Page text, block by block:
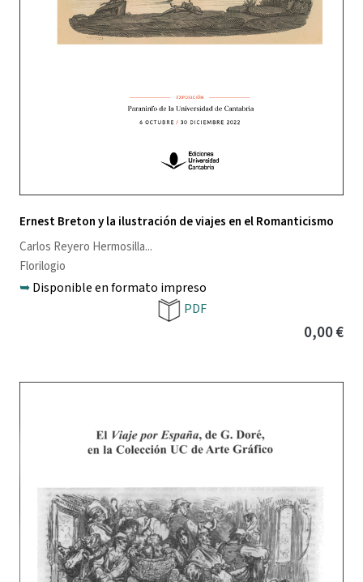
Ernest Breton y la ilustración de viajes en el Romanticismo
Carlos Reyero Hermosilla...
Florilogio
➥Disponible en formato impreso
PDF
0,00 €